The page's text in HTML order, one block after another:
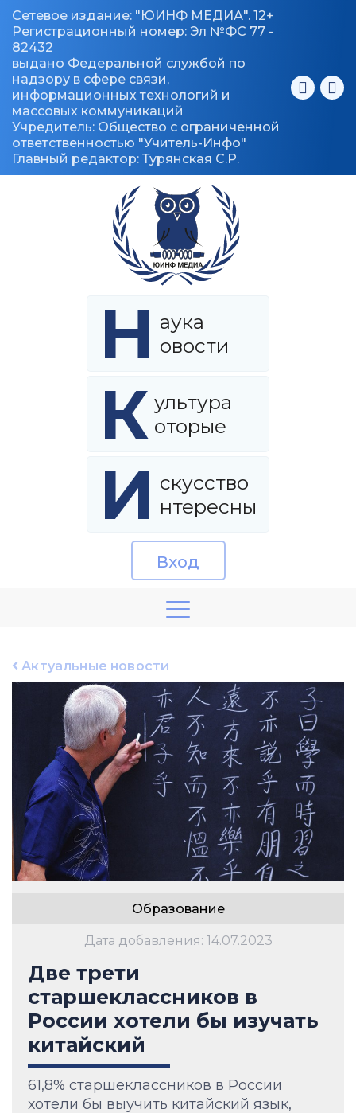
Сетевое издание: "ЮИНФ МЕДИА". 12+
Регистрационный номер: Эл №ФС 77 -
82432
выдано Федеральной службой по
надзору в сфере связи,
информационных технологий и
массовых коммуникаций
Учредитель: Общество с ограниченной
ответственностью "Учитель-Инфо"
Главный редактор: Турянская С.Р.
Н аука
овости
К ультура
оторые
И скусство
нтересны
Вход
Актуальные новости
Образование
Дата добавления: 14.07.2023
Две трети
старшеклассников в
России хотели бы изучать
китайский
61,8% старшеклассников в России
хотели бы выучить китайский язык,